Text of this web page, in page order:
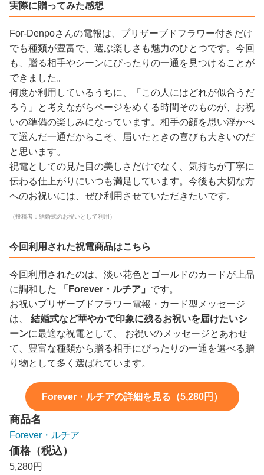
実際に贈ってみた感想
For-Denpoさんの電報は、プリザーブドフラワー付きだけ
でも種類が豊富で、選ぶ楽しさも魅力のひとつです。今回
も、贈る相手やシーンにぴったりの一通を見つけることが
できました。
何度か利用しているうちに、「この人にはどれが似合うだ
ろう」と考えながらページをめくる時間そのものが、お祝
いの準備の楽しみになっています。相手の顔を思い浮かべ
て選んだ一通だからこそ、届いたときの喜びも大きいのだ
と思います。
祝電としての見た目の美しさだけでなく、気持ちが丁寧に
伝わる仕上がりにいつも満足しています。今後も大切な方
へのお祝いには、ぜひ利用させていただきたいです。
（投稿者：結婚式のお祝いとして利用）
今回利用された祝電商品はこちら
今回利用されたのは、淡い花色とゴールドのカードが上品
に調和した
「Forever・ルチア」 です。
お祝いプリザーブドフラワー電報・カード型メッセージ
は、 結婚式など華やかで印象に残るお祝いを届けたいシ
ーンに最適な祝電として、 お祝いのメッセージとあわせ
て、豊富な種類から贈る相手にぴったりの一通を選べる贈
り物として多く選ばれています。
Forever・ルチアの詳細を見る（5,280円）
商品名
Forever・ルチア
価格（税込）
5,280円